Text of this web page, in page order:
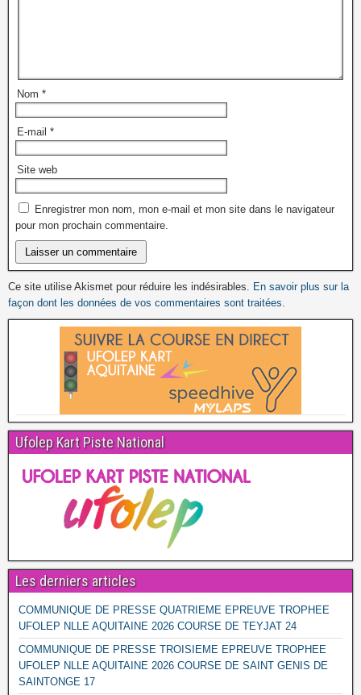
Nom *
E-mail *
Site web
Enregistrer mon nom, mon e-mail et mon site dans le navigateur
pour mon prochain commentaire.
Ce site utilise Akismet pour réduire les indésirables.
En savoir plus sur la
façon dont les données de vos commentaires sont traitées
Ufolep Kart Piste National
Les derniers articles
COMMUNIQUE DE PRESSE QUATRIEME EPREUVE TROPHEE
UFOLEP NLLE AQUITAINE 2026 COURSE DE TEYJAT 24
COMMUNIQUE DE PRESSE TROISIEME EPREUVE TROPHEE
UFOLEP NLLE AQUITAINE 2026 COURSE DE SAINT GENIS DE
SAINTONGE 17